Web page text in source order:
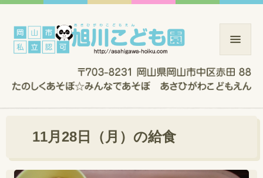
11月28日（月）の給食